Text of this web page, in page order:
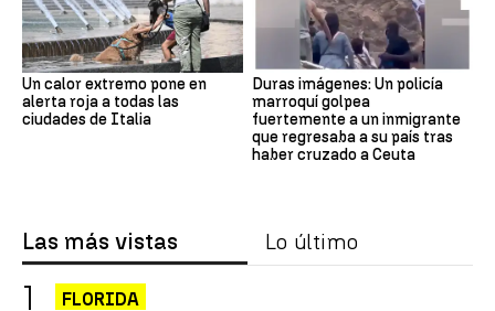
Un calor extremo pone en
alerta roja a todas las
ciudades de Italia
Duras imágenes: Un policía
marroquí golpea
fuertemente a un inmigrante
que regresaba a su país tras
haber cruzado a Ceuta
Las más vistas Lo último
FLORIDA